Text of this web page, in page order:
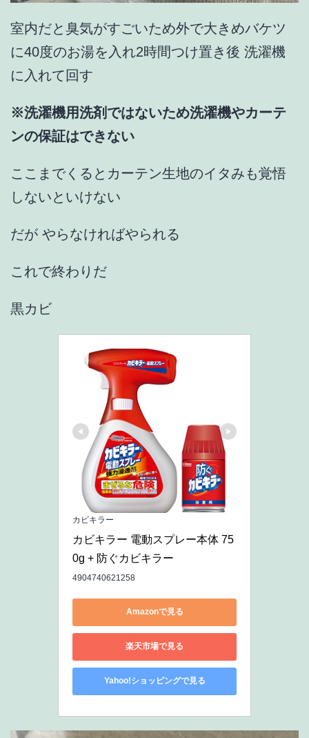
室内だと臭気がすごいため外で大きめバケツ
に40度のお湯を入れ2時間つけ置き後 洗濯機
に入れて回す
※洗濯機用洗剤ではないため洗濯機やカーテ
ンの保証はできない
ここまでくるとカーテン生地のイタみも覚悟
しないといけない
だが やらなければやられる
これで終わりだ
黒カビ
カビキラー
カビキラー 電動スプレー本体 75
0g + 防ぐカビキラー
4904740621258
Amazonで見る
楽天市場で見る
Yahoo!ショッピングで見る